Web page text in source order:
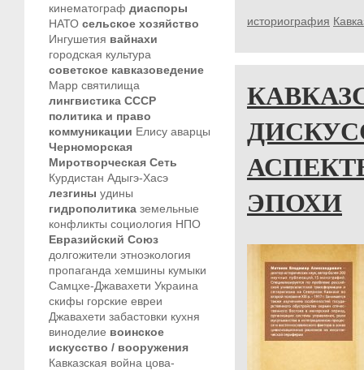
кинематограф диаспоры
НАТО сельское хозяйство
Ингушетия вайнахи
городская культура
советское кавказоведение
Марр святилища
лингвистика СССР
политика и право
коммуникации Елису аварцы
Черноморская
Миротворческая Сеть
Курдистан Адыгэ-Хасэ
лезгины удины
гидрополитика земельные
конфликты социология НПО
Евразийский Союз
долгожители этноэкология
пропаганда хемшины кумыки
Самцхе-Джавахети Украина
скифы горские евреи
Джавахети забастовки кухня
виноделие воинское
искусство / вооружения
Кавказская война цова-
историография
ЭПОХИ